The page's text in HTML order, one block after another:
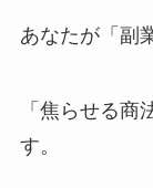
あなたが「副
「焦らせる
す。